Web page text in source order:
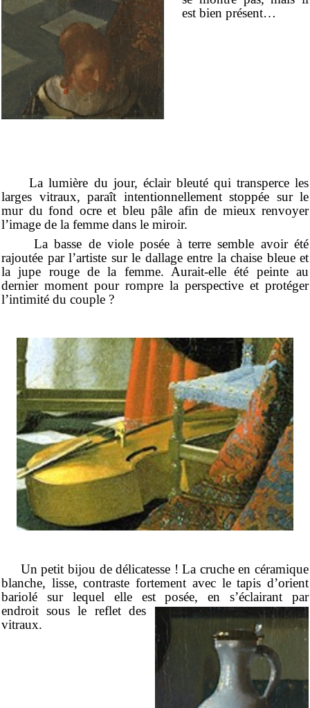
est bien présent…
La lumière du jour, éclair bleuté qui transperce les
larges vitraux, paraît intentionnellement stoppée sur le
mur du fond ocre et bleu pâle afin de mieux renvoyer
l’image de la femme dans le miroir.
La basse de viole posée à terre semble avoir été
rajoutée par l’artiste sur le dallage entre la chaise bleue et
la jupe rouge de la femme. Aurait-elle été peinte au
dernier moment pour rompre la perspective et protéger
l’intimité du couple ?
Un petit bijou de délicatesse ! La cruche en céramique
blanche, lisse, contraste fortement avec le tapis d’orient
bariolé sur lequel elle est posée, en s’éclairant par
endroit sous le reflet des
vitraux.